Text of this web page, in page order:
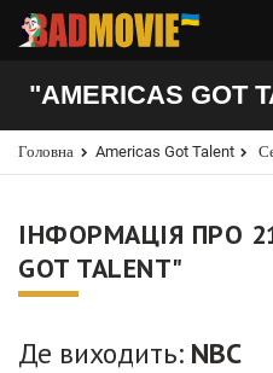
"AMERICAS GOT
Головна Americas Got Talent
ІНФОРМАЦІЯ ПРО
GOT TALENT"
Де виходить: NBC